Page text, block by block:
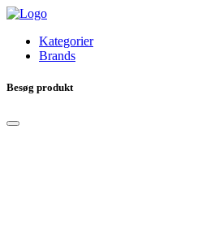
Kategorier
Brands
Besøg produkt